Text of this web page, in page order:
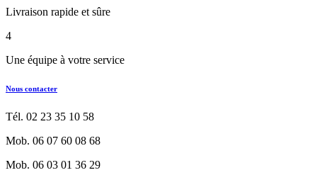
Livraison rapide et sûre
4
Une équipe à votre service
Nous contacter
Tél. 02 23 35 10 58
Mob. 06 07 60 08 68
Mob. 06 03 01 36 29